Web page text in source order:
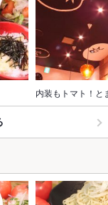
内装もトマト！と